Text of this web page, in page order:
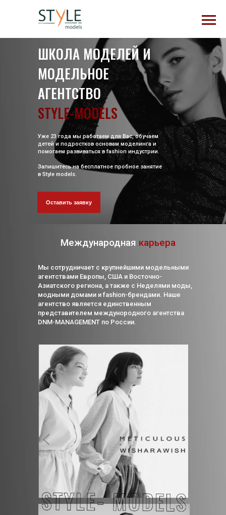
ШКОЛА МОДЕЛЕЙ И
МОДЕЛЬНОЕ
АГЕНТСТВО
STYLE-MODELS
Оставить заявку
Международная карьера
Мы сотрудничает с крупнейшими модельными
агентствами Европы, США и Восточно-
Азиатского региона, а также с Неделями моды,
модными домами и fashion-брендами. Наше
агентство является единственным
представителем междунородного агентства
DNM-MANAGEMENT по России.
Уже 23 года мы работаем для Вас, обучаем
детей и подростков основам моделинга и
помогаем развиваться в fashion индустрии.
Запишитесь на бесплатное пробное занятие
в Style models.